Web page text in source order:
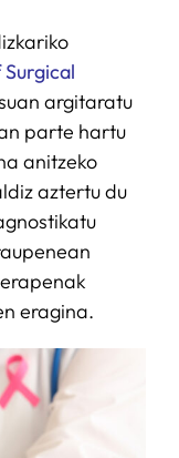
argitaratu
parte hartu
anitzeko
aztertu du
eragina.